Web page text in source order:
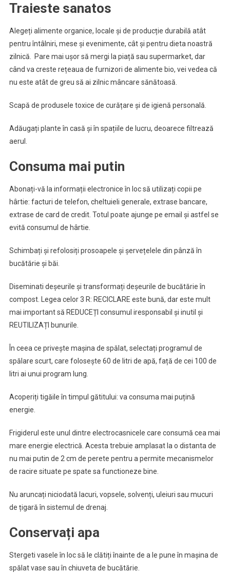
Traieste sanatos
Alegeți alimente organice, locale și de producție durabilă atât
pentru întâlniri, mese și evenimente, cât și pentru dieta noastră
zilnică. Pare mai ușor să mergi la piață sau supermarket, dar
când va creste rețeaua de furnizori de alimente bio, vei vedea că
nu este atât de greu să ai zilnic mâncare sănătoasă.
Scapă de produsele toxice de curățare și de igienă personală.
Adăugați plante în casă și în spațiile de lucru, deoarece filtrează
aerul.
Consuma mai putin
Abonați-vă la informații electronice în loc să utilizați copii pe
hârtie: facturi de telefon, cheltuieli generale, extrase bancare,
extrase de card de credit. Totul poate ajunge pe email și astfel se
evită consumul de hârtie.
Schimbați și refolosiți prosoapele și șervețelele din pânză în
bucătărie și băi.
Diseminati deșeurile și transformați deșeurile de bucătărie în
compost. Legea celor 3 R: RECICLARE este bună, dar este mult
mai important să REDUCEȚI consumul iresponsabil și inutil și
REUTILIZAȚI bunurile.
În ceea ce privește mașina de spălat, selectați programul de
spălare scurt, care folosește 60 de litri de apă, față de cei 100 de
litri ai unui program lung.
Acoperiți tigăile în timpul gătitului: va consuma mai puțină
energie.
Frigiderul este unul dintre electrocasnicele care consumă cea mai
mare energie electrică. Acesta trebuie amplasat la o distanta de
nu mai putin de 2 cm de perete pentru a permite mecanismelor
de racire situate pe spate sa functioneze bine.
Nu aruncați niciodată lacuri, vopsele, solvenți, uleiuri sau mucuri
de țigară în sistemul de drenaj.
Conservați apa
Stergeti vasele în loc să le clătiți înainte de a le pune în mașina de
spălat vase sau în chiuveta de bucătărie.